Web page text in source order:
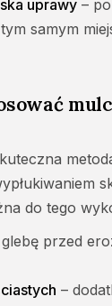
uprawy –
samym
do tego
przed
–